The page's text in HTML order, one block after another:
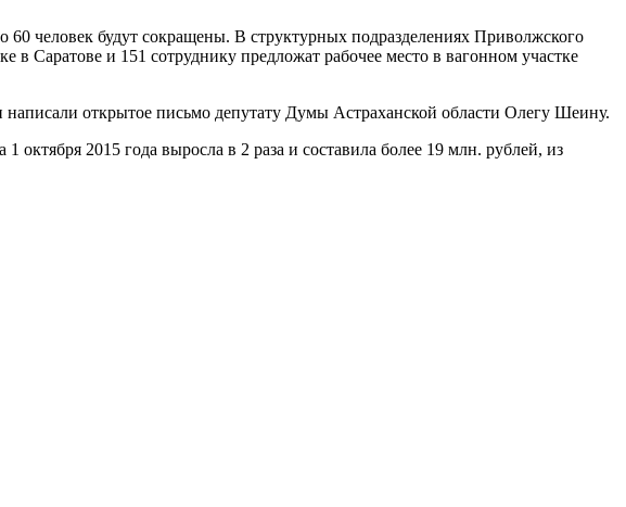
60 человек будут сокращены. В структурных подразделениях Приволжского
в Саратове и 151 сотруднику предложат рабочее место в вагонном участке
открытое письмо депутату Думы Астраханской области Олегу Шеину.
октября 2015 года выросла в 2 раза и составила более 19 млн. рублей, из